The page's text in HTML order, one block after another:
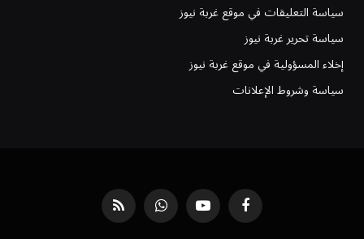
سياسة التعليقات في موقع غربة نيوز
سياسة تحرير غربة نيوز
إخلاء المسؤولية في موقع غربة نيوز
سياسة وشروط الإعلانات
فيسبوك يوتيوب واتساب RSS